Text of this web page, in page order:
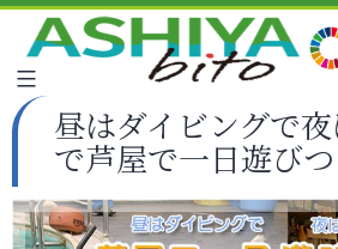
昼はダイビングで
で芦屋で一日遊びつ